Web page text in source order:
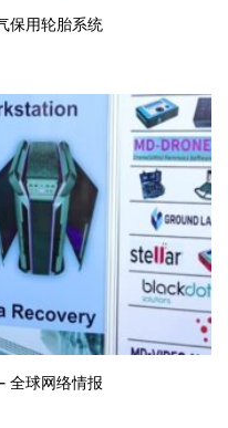
保用轮胎系统
全球网络情报